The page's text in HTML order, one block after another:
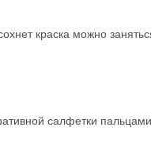
краска можно
салфетки